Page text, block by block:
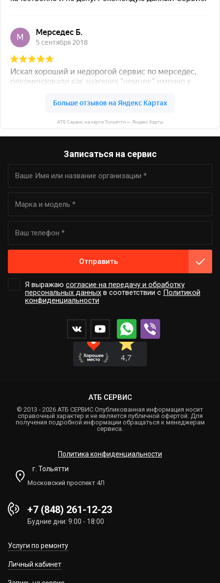
АТБ Сервис на карте Тольятти — Яндекс Карты
Записаться на сервис
Я выражаю согласие на передачу и обработку
персональных данных в соответствии с Политикой
конфиденциальности
Отправить
АТБ СЕРВИС
© 2013 - 2026 АТБ СЕРВИС Опубликованная информация носит
справочный характер и не является публичной офертой. Для
получения подробной информации обращаться к менеджерам
сервиса.
Политика конфиденциальности
г. Тольятти
Московский проспект 4Л
+7 (848) 261-12-23
Будние дни: 9:00 - 18:00
Услуги по ремонту
Личный кабинет